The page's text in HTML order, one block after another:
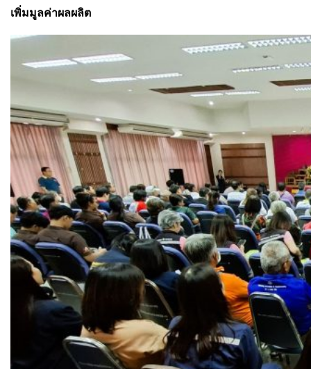
เพิ่มมูลค่าผลผลิต